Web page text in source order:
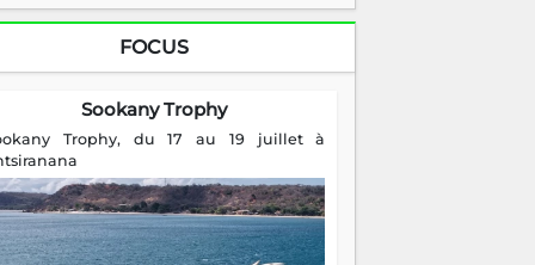
FOCUS
Sookany Trophy
Trophy, du 17 au 19 juillet à